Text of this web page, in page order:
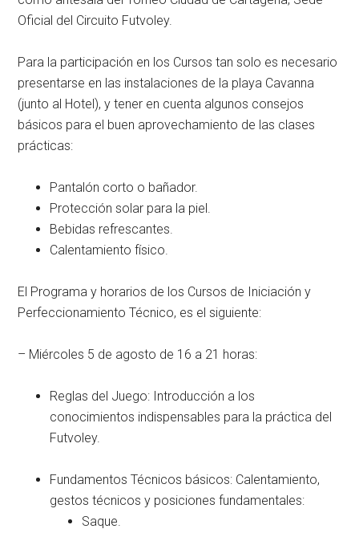
Oficial del Circuito Futvoley.
Para la participación en los Cursos tan solo es necesario
presentarse en las instalaciones de la playa Cavanna
(junto al Hotel), y tener en cuenta algunos consejos
básicos para el buen aprovechamiento de las clases
prácticas:
Pantalón corto o bañador.
Protección solar para la piel.
Bebidas refrescantes.
Calentamiento físico.
El Programa y horarios de los Cursos de Iniciación y
Perfeccionamiento Técnico, es el siguiente:
– Miércoles 5 de agosto de 16 a 21 horas:
Reglas del Juego: Introducción a los
conocimientos indispensables para la práctica del
Futvoley.
Fundamentos Técnicos básicos: Calentamiento,
gestos técnicos y posiciones fundamentales:
Saque.